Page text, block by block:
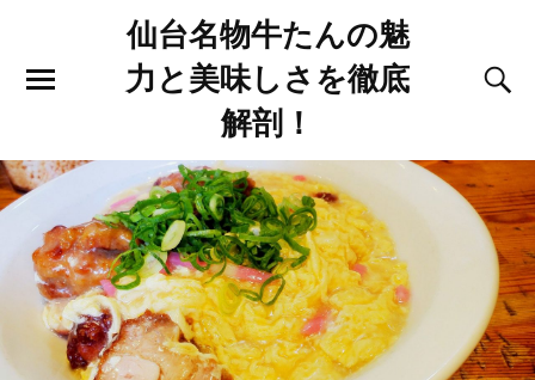
仙台名物牛たんの魅
力と美味しさを徹底
解剖！